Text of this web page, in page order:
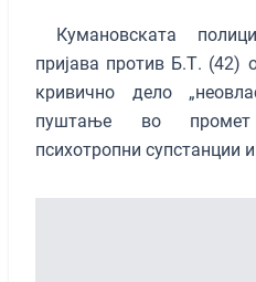
Кумановската
пријава против Б.Т. (42)
кривично дело
пуштање во промет
психотропни супстанции